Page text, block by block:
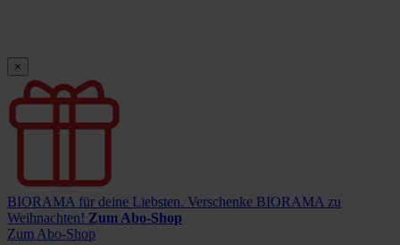
×
BIORAMA für deine Liebsten. Verschenke BIORAMA zu
Weihnachten! Zum Abo-Shop
Zum Abo-Shop